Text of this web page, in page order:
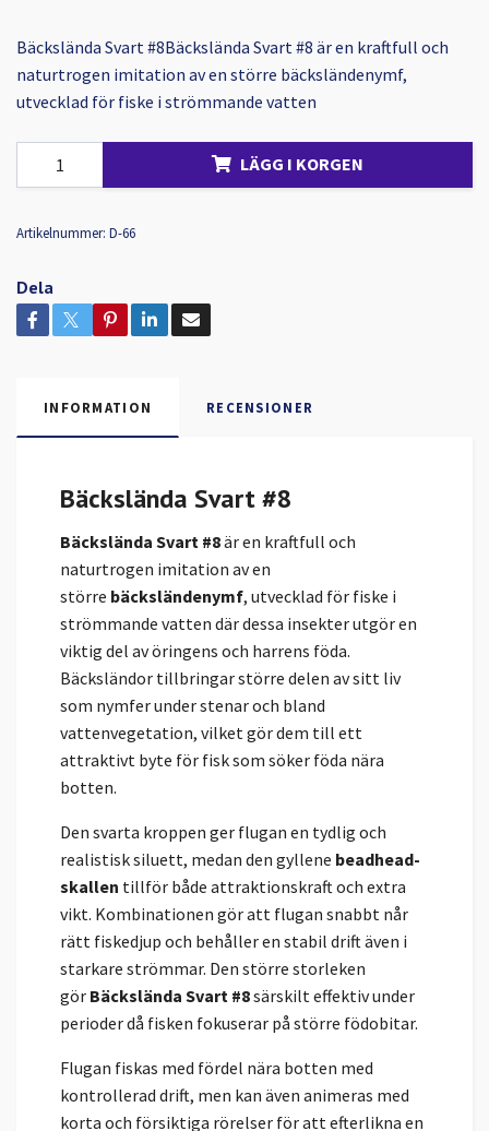
Bäckslända Svart #8Bäckslända Svart #8 är en kraftfull och
naturtrogen imitation av en större bäcksländenymf,
utvecklad för fiske i strömmande vatten
LÄGG I KORGEN
Artikelnummer: D-66
Dela
INFORMATION RECENSIONER
Bäckslända Svart #8
Bäckslända Svart #8är en kraftfull och
naturtrogen imitation av en
större bäcksländenymf, utvecklad för fiske i
strömmande vatten där dessa insekter utgör en
viktig del av öringens och harrens föda.
Bäcksländor tillbringar större delen av sitt liv
som nymfer under stenar och bland
vattenvegetation, vilket gör dem till ett
attraktivt byte för fisk som söker föda nära
botten.
Den svarta kroppen ger flugan en tydlig och
realistisk siluett, medan den gyllene beadhead-
skallen tillför både attraktionskraft och extra
vikt. Kombinationen gör att flugan snabbt når
rätt fiskedjup och behåller en stabil drift även i
starkare strömmar. Den större storleken
gör Bäckslända Svart #8särskilt effektiv under
perioder då fisken fokuserar på större födobitar.
Flugan fiskas med fördel nära botten med
kontrollerad drift, men kan även animeras med
korta och försiktiga rörelser för att efterlikna en